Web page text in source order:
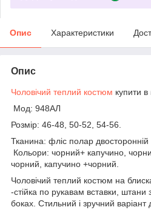
Опис Характеристики
Опис
Чоловічий теплий костюм купити в
Мод: 948АЛ
Розмір: 46-48, 50-52, 54-56.
Тканина: фліс полар двосторонній
Кольори: чорний+ капучино,
чорний, капучино +чорний.
Чоловічий теплий костюм на
-стійка по рукавам вставки,
боках. Стильний і зручний